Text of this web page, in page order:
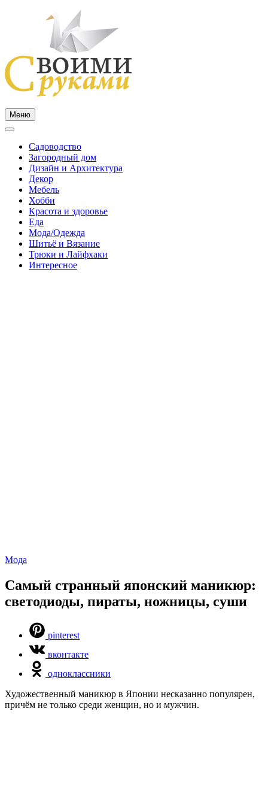
Меню
Садоводство
Загородный дом
Дизайн и Архитектура
Декор
Мебель
Хобби
Красота и здоровье
Еда
Мода/Одежда
Шитьё и Вязание
Трюки и Лайфхаки
Интересное
Мода
Самый странный японский маникюр:
светодиоды, пираты, ножницы, суши
pinterest
вконтакте
одноклассники
Художественный маникюр в Японии несказанно популярен,
причём не только среди женщин, но и мужчин.